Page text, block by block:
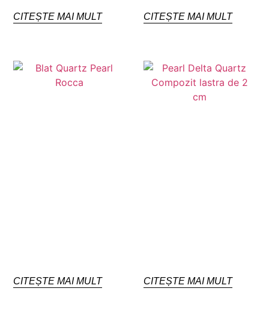
CITEȘTE MAI MULT CITEȘTE MAI MULT
CITEȘTE MAI MULT CITEȘTE MAI MULT